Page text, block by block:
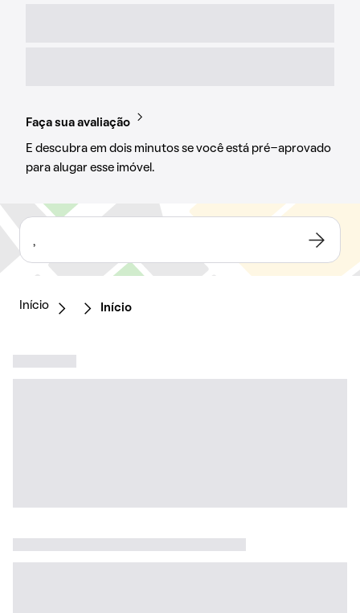
Faça sua avaliação
E descubra em dois minutos se você está pré-aprovado
para alugar esse imóvel.
,
Início Início